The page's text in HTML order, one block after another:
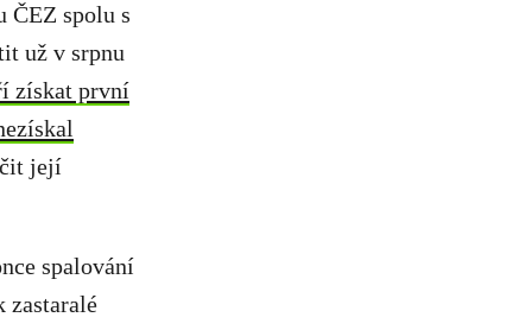
ČEZ spolu s
už v srpnu
získat první
její
spalování
zastaralé